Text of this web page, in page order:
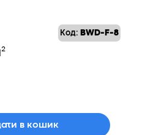
Код: BWD-F-8
в кошик